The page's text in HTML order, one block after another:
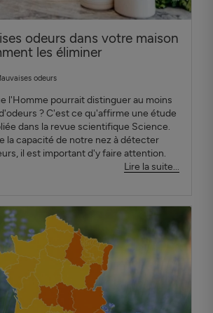
odeurs dans votre maison
les éliminer
odeurs
l'Homme pourrait distinguer au moins
? C'est ce qu'affirme une étude
dans la revue scientifique Science.
la capacité de notre nez à détecter
il est important d'y faire attention.
Lire la suite...